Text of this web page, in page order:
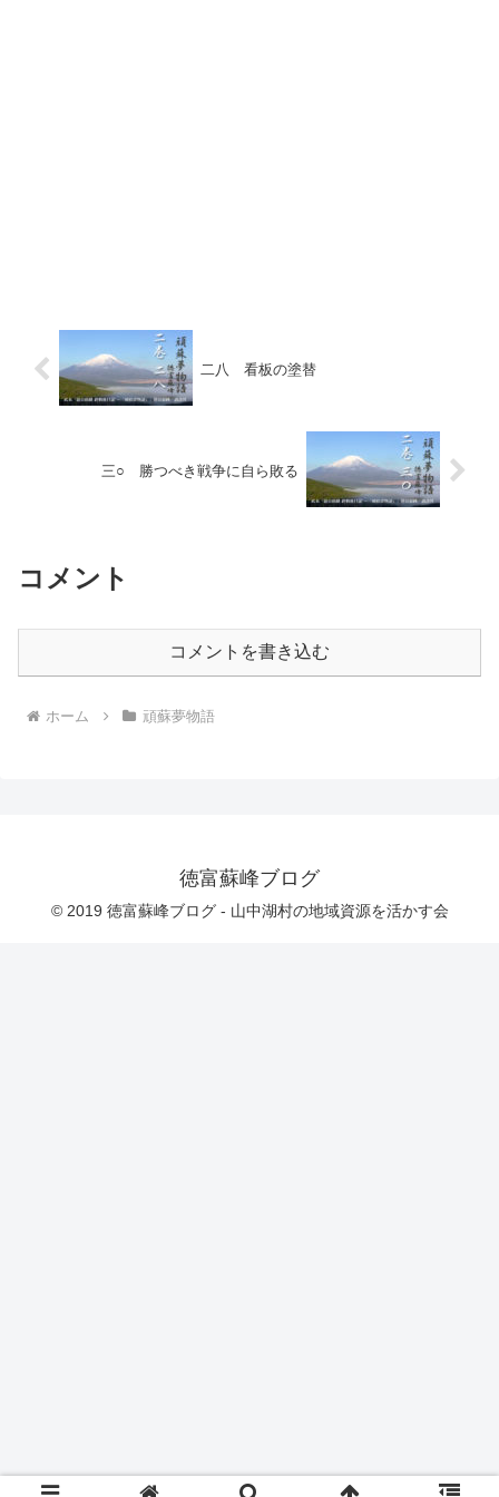
二八 看板の塗替
三○ 勝つべき戦争に自ら敗る
コメント
コメントを書き込む
ホーム 頑蘇夢物語
徳富蘇峰ブログ
© 2019 徳富蘇峰ブログ - 山中湖村の地域資源を活かす会